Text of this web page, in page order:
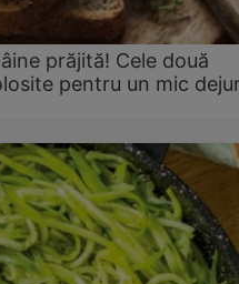
prăjită! Cele două
pentru un mic